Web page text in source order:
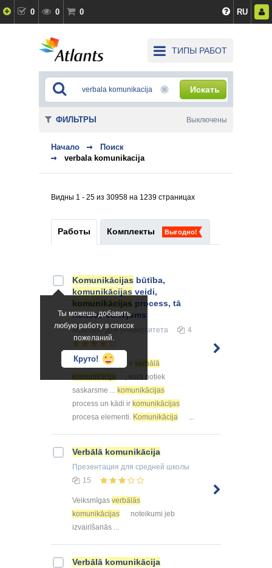
0 0 0 RU
ТИПЫ РАБОТ
Искать
Начало
Поиск
verbala komunikacija
Видны 1 - 25 из 30958 на 1239 страницах
Работы Комплекты Выгодно!
Ты можешь добавить
любую работу в список
пожеланий.
Круто!
Komunikācijas būtība,
komunikācijas veidi,
komunikācijas process, tā
norises vērtējums
Конспект для университета 4
... , pirmais veids ir
verbālā
komunikācija
, kurā notiek
saskarsme ... komunikācijas
process un kādi ir komunikācijas
procesa elementi. Komunikācija ...
Verbālā komunikācija
Презентация для средней школы
15
Veiksmīgas verbālās
komunikācijas
noteikumi jeb
izvairīšanās ...
Verbālā komunikācija
ФИЛЬТРЫ Выключены